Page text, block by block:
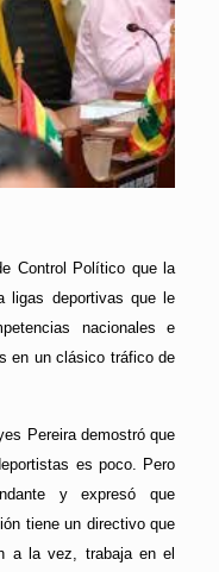
Control Político que la
ligas deportivas que le
nacionales e
en un clásico tráfico de
Pereira demostró que
es poco. Pero
y expresó que
tiene un directivo que
a la vez, trabaja en el